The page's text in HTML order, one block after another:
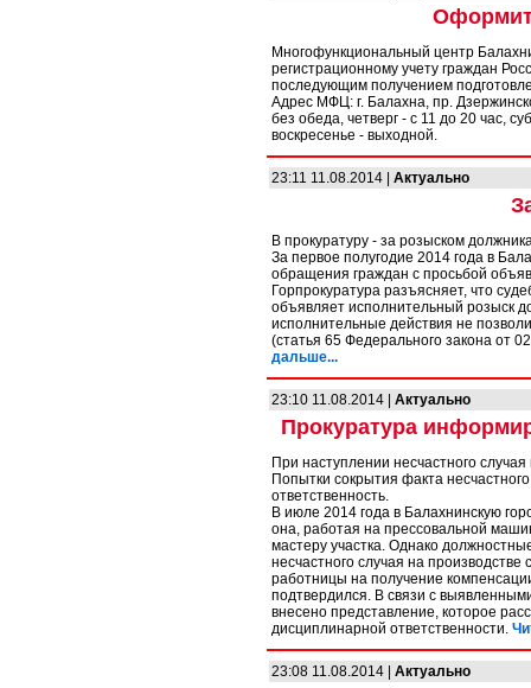
Многофункциональный центр
регистрационному учету граждан
последующим получением
Адрес МФЦ: г. Балахна, пр.
без обеда, четверг - с 11 до 20 час,
воскресенье - выходной.
23:11 11.08.2014 | Актуально
В прокуратуру - за розыском
За первое полугодие 2014 года в
обращения граждан с просьбой
Горпрокуратура разъясняет, что
объявляет исполнительный розыск
исполнительные действия не
(статья 65 Федерального закона от
дальше...
23:10 11.08.2014 | Актуально
Прокуратура
При наступлении несчастного
Попытки сокрытия факта
ответственность.
В июле 2014 года в Балахнинскую
она, работая на прессовальной
мастеру участка. Однако
несчастного случая на
работницы на получение
подтвердился. В связи с
внесено представление, которое
дисциплинарной ответственности.
23:08 11.08.2014 | Актуально